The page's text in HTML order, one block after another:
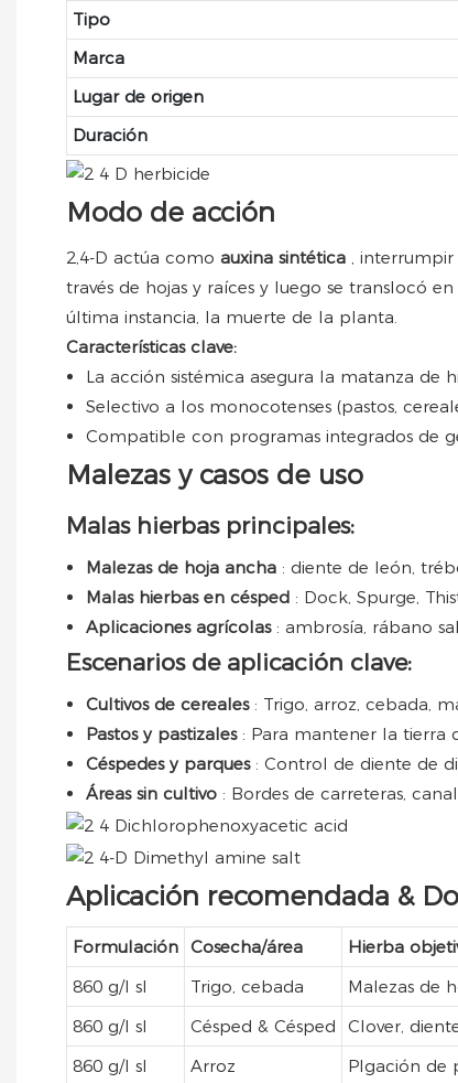
Tipo
Marca
Lugar de origen
Duración
Modo de acción
2,4-D actúa como auxina sintética , interrumpir
través de hojas y raíces y luego se translocó
última instancia, la muerte de la planta.
Características clave:
La acción sistémica asegura la matanza de
Selectivo a los monocotenses (pastos,
Compatible con programas integrados de
Malezas y casos de uso
Malas hierbas principales:
Malezas de hoja ancha : diente de león,
Malas hierbas en césped : Dock, Spurge,
Aplicaciones agrícolas : ambrosía, rábano
Escenarios de aplicación clave:
Cultivos de cereales : Trigo, arroz, cebada,
Pastos y pastizales : Para mantener la tierra
Céspedes y parques : Control de diente de
Áreas sin cultivo : Bordes de carreteras,
Aplicación recomendada &
Formulación Cosecha/área Hierba
860 g/l sl
Trigo, cebada Malezas de
860 g/l sl
Césped & Césped Clover,
860 g/l sl
Arroz Plgación de